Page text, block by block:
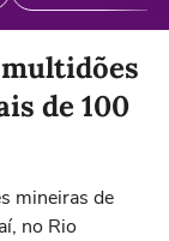
de 100
mineiras de
no Rio